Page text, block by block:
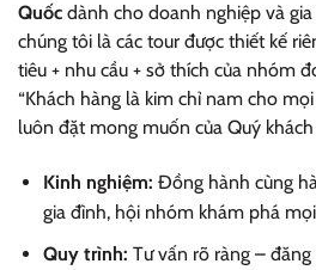
Quốc dành cho doanh nghiệp và
chúng tôi là các tour được thiết kế
tiêu + nhu cầu + sở thích của nhóm
“Khách hàng là kim chỉ nam cho
luôn đặt mong muốn của Quý
Kinh nghiệm: Đồng hành cùng
gia đình, hội nhóm khám phá
Quy trình: Tư vấn rõ ràng –